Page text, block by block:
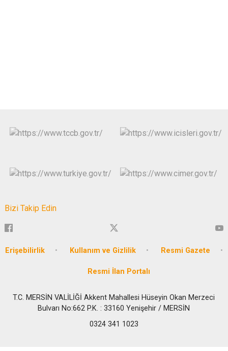
Bizi Takip Edin
Erişebilirlik Kullanım ve Gizlilik Resmi Gazete
Resmi İlan Portalı
T.C. MERSİN VALİLİĞİ Akkent Mahallesi Hüseyin Okan Merzeci
Bulvarı No:662 P.K. : 33160 Yenişehir / MERSİN
0324 341 1023